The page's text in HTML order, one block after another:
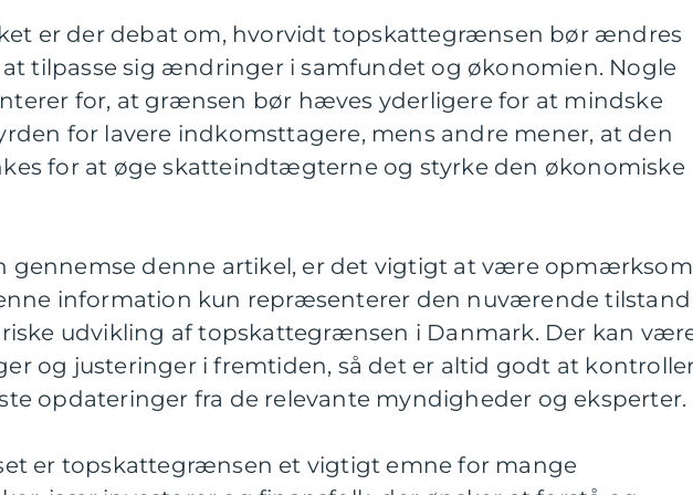
er der debat om, hvorvidt topskattegrænsen bør ændres
tilpasse sig ændringer i samfundet og økonomien. Nogle
for, at grænsen bør hæves yderligere for at mindske
for lavere indkomsttagere, mens andre mener, at den
for at øge skatteindtægterne og styrke den økonomiske
gennemse denne artikel, er det vigtigt at være opmærksom
information kun repræsenterer den nuværende tilstand
udvikling af topskattegrænsen i Danmark. Der kan
og justeringer i fremtiden, så det er altid godt at
opdateringer fra de relevante myndigheder og eksperter.
er topskattegrænsen et vigtigt emne for mange